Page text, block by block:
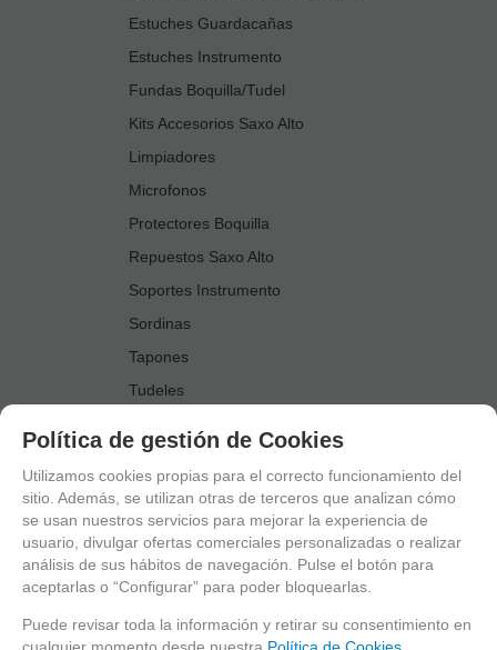
Estuches Guardacañas
Estuches Instrumento
Fundas Boquilla/Tudel
Kits Accesorios Saxo Alto
Limpiadores
Microfonos
Protectores Boquilla
Repuestos Saxo Alto
Soportes Instrumento
Sordinas
Tapones
Tudeles
Accesorios Saxo Tenor
Abrazaderas
Anillo Fonico Saxo Tenor
Atriles Marcha
Boquillas
Boquilleros
Política de gestión de Cookies
Utilizamos cookies propias para el correcto funcionamiento del
sitio. Además, se utilizan otras de terceros que analizan cómo
se usan nuestros servicios para mejorar la experiencia de
usuario, divulgar ofertas comerciales personalizadas o realizar
análisis de sus hábitos de navegación. Pulse el botón para
aceptarlas o “Configurar” para poder bloquearlas.
Puede revisar toda la información y retirar su consentimiento en